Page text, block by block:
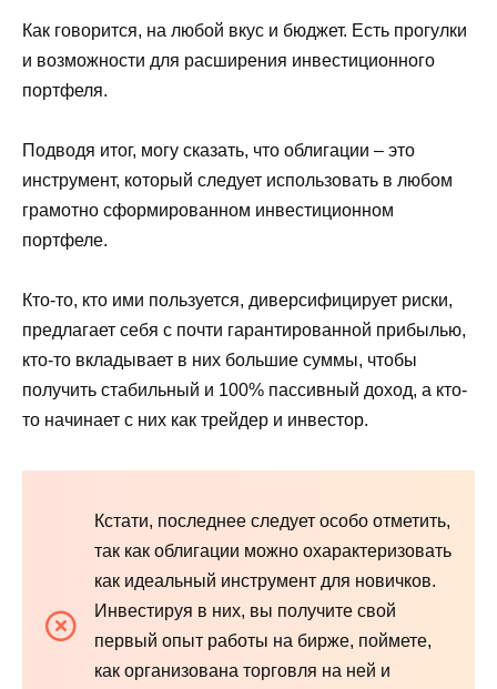
Как говорится, на любой вкус и бюджет. Есть прогулки
и возможности для расширения инвестиционного
портфеля.
Подводя итог, могу сказать, что облигации – это
инструмент, который следует использовать в любом
грамотно сформированном инвестиционном
портфеле.
Кто-то, кто ими пользуется, диверсифицирует риски,
предлагает себя с почти гарантированной прибылью,
кто-то вкладывает в них большие суммы, чтобы
получить стабильный и 100% пассивный доход, а кто-
то начинает с них как трейдер и инвестор.
Кстати, последнее следует особо отметить,
так как облигации можно охарактеризовать
как идеальный инструмент для новичков.
Инвестируя в них, вы получите свой
первый опыт работы на бирже, поймете,
как организована торговля на ней и